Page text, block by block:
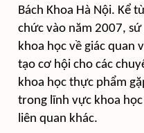
Bách Khoa Hà Nội. Kể
chức vào năm 2007, sứ
khoa học về giác quan
tạo cơ hội cho các
khoa học thực phẩm
trong lĩnh vực khoa
liên quan khác.